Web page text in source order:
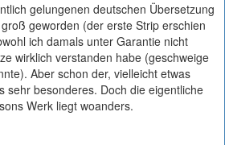
gelungenen deutschen Übersetzung
geworden (der erste Strip erschien
ich damals unter Garantie nicht
wirklich verstanden habe (geschweige
Aber schon der, vielleicht etwas
sehr besonderes. Doch die eigentliche
Werk liegt woanders.